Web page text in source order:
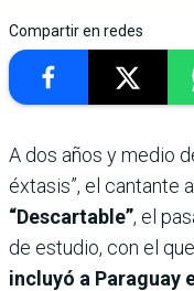
Compartir en redes
A dos años y medio
éxtasis”, el cantante
“Descartable”, el
de estudio, con el
incluyó a Paraguay